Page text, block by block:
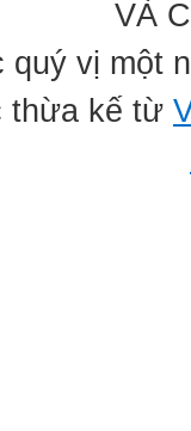
VÀ
quý vị một
thừa kế từ